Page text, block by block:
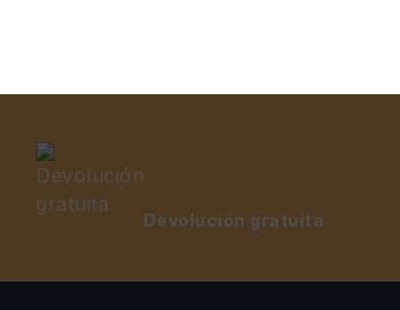
Devolución gratuita